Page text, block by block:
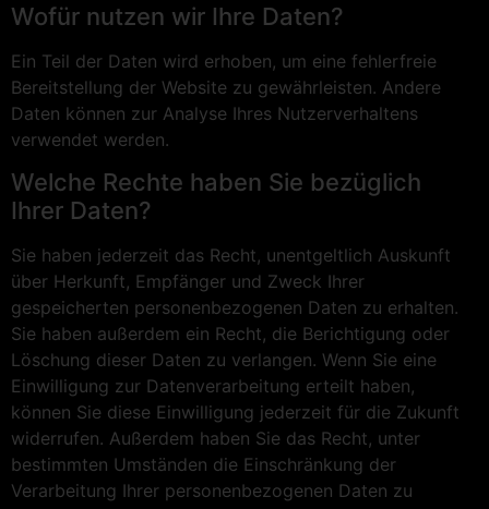
Wofür nutzen wir Ihre Daten?
Ein Teil der Daten wird erhoben, um eine fehlerfreie
Bereitstellung der Website zu gewährleisten. Andere
Daten können zur Analyse Ihres Nutzerverhaltens
verwendet werden.
Welche Rechte haben Sie bezüglich
Ihrer Daten?
Sie haben jederzeit das Recht, unentgeltlich Auskunft
über Herkunft, Empfänger und Zweck Ihrer
gespeicherten personenbezogenen Daten zu erhalten.
Sie haben außerdem ein Recht, die Berichtigung oder
Löschung dieser Daten zu verlangen. Wenn Sie eine
Einwilligung zur Datenverarbeitung erteilt haben,
können Sie diese Einwilligung jederzeit für die Zukunft
widerrufen. Außerdem haben Sie das Recht, unter
bestimmten Umständen die Einschränkung der
Verarbeitung Ihrer personenbezogenen Daten zu